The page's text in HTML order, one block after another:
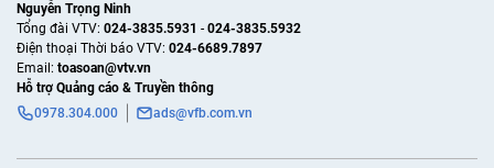
Nguyễn Trọng Ninh
Tổng đài VTV: 024-3835.5931 - 024-3835.5932
Ðiện thoại Thời báo VTV: 024-6689.7897
Email: toasoan@vtv.vn
Hỗ trợ Quảng cáo & Truyền thông
0978.304.000
ads@vfb.com.vn